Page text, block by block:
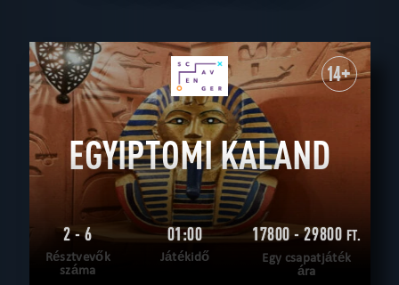
14+
EGYIPTOMI KALAND
2 - 6
Résztvevők
száma
01:00
Játékidő
17800 - 29800 FT.
Egy csapatjáték
ára